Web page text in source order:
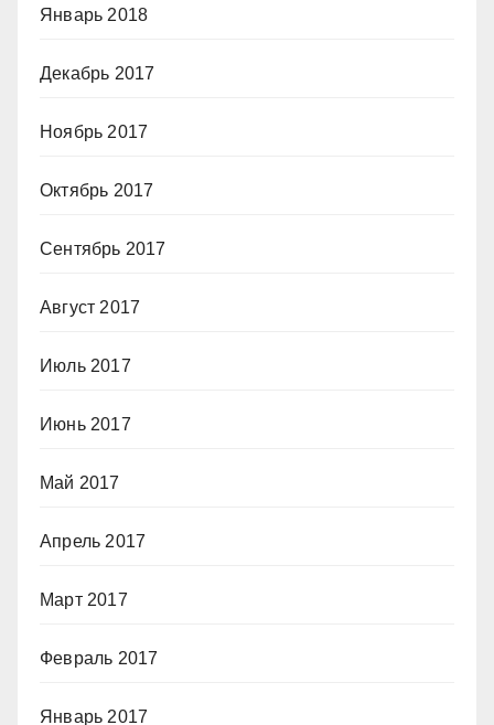
Январь 2018
Декабрь 2017
Ноябрь 2017
Октябрь 2017
Сентябрь 2017
Август 2017
Июль 2017
Июнь 2017
Май 2017
Апрель 2017
Март 2017
Февраль 2017
Январь 2017